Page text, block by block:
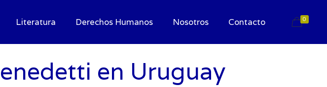
Literatura Derechos Humanos Nosotros Contacto 0
en Uruguay